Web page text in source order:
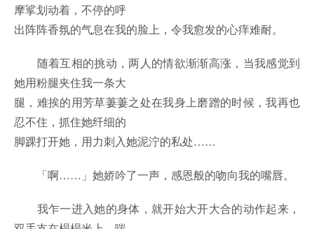
摩挲划动着，不停的呼
出阵阵香氛的气息在我的脸上，令我愈发的心痒难耐。
随着互相的挑动，两人的情欲渐渐高涨，当我感觉到
她用粉腿夹住我一条大
腿，难挨的用芳草萋萋之处在我身上磨蹭的时候，我再也
忍不住，抓住她纤细的
脚踝打开她，用力刺入她泥泞的私处……
「啊……」她娇吟了一声，感恩般的吻向我的嘴唇。
我乍一进入她的身体，就开始大开大合的动作起来，